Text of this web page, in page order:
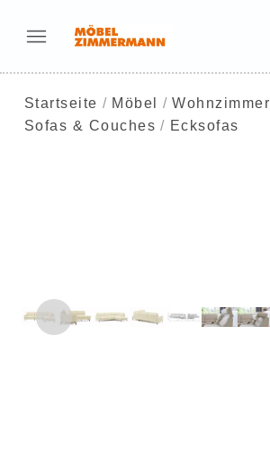
Startseite Möbel
Wohnzimmer
Sofas & Couches
Ecksofas